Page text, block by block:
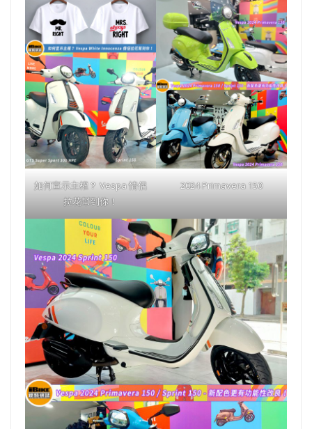
如何宣示主權？ Vespa 情侶
拉花幫到你！
2024 Primavera 150